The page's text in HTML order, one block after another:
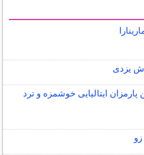
یزدی
پارمزان ایتالیایی خوشمزه و ترد